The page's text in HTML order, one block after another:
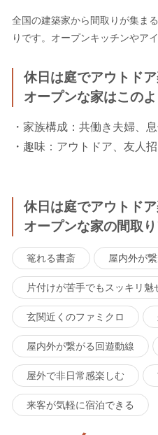
全国の建築家から間取りが集ま
りです。オープンキッチンやア
休日は庭でアウトド
オープンな家はこの
・家族構成：共働き夫婦、
・趣味：アウトドア、友人
休日は庭でアウトド
オープンな家の間取
篭れる書斎 屋内外が
片付けが苦手でもスッキリ魅
玄関近くのファミクロ
屋内外が繋がる回遊動線
屋外で非日常感楽しむ
来客が気軽に宿泊できる